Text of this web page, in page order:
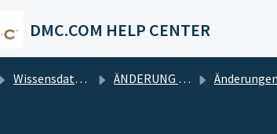
DMC.COM HELP CENTER
Wissensdatenbank ÄNDERUNG DER BESTELLUNG Änderungen der Bestellung